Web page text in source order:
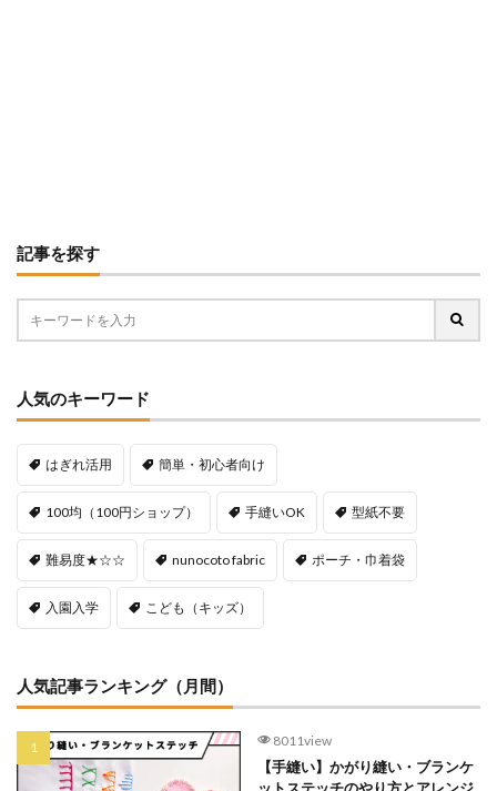
記事を探す
人気のキーワード
はぎれ活用 簡単・初心者向け
100均（100円ショップ） 手縫いOK 型紙不要
難易度★☆☆ nunocoto fabric ポーチ・巾着袋
入園入学 こども（キッズ）
人気記事ランキング（月間）
8011view
【手縫い】かがり縫い・ブランケ